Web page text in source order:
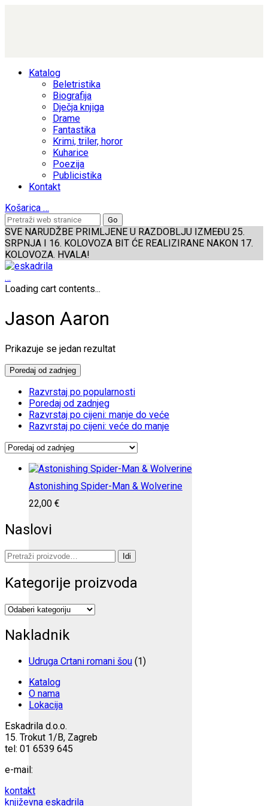
Katalog
Beletristika
Biografija
Dječja knjiga
Drame
Fantastika
Krimi, triler, horor
Kuharice
Poezija
Publicistika
Kontakt
Košarica …
SVE NARUDŽBE PRIMLJENE U RAZDOBLJU IZMEĐU 25.
SRPNJA I 16. KOLOVOZA BIT ĆE REALIZIRANE NAKON 17.
KOLOVOZA. HVALA!
…
Loading cart contents...
Jason Aaron
Prikazuje se jedan rezultat
Poredaj od zadnjeg
Razvrstaj po popularnosti
Poredaj od zadnjeg
Razvrstaj po cijeni: manje do veće
Razvrstaj po cijeni: veće do manje
Astonishing Spider-Man & Wolverine
22,00 €
Naslovi
Pretraži: Idi
Kategorije proizvoda
Nakladnik
Udruga Crtani romani šou (1)
Katalog
O nama
Lokacija
Eskadrila d.o.o.
15. Trokut 1/B, Zagreb
tel: 01 6539 645
e-mail:
kontakt
književna eskadrila